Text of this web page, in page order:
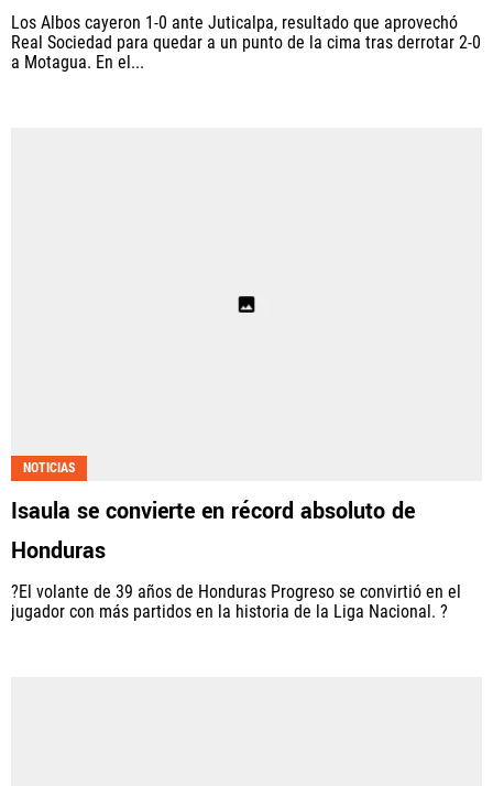
Los Albos cayeron 1-0 ante Juticalpa, resultado que aprovechó
Real Sociedad para quedar a un punto de la cima tras derrotar 2-0
a Motagua. En el...
NOTICIAS
Isaula se convierte en récord absoluto de
Honduras
?El volante de 39 años de Honduras Progreso se convirtió en el
jugador con más partidos en la historia de la Liga Nacional. ?